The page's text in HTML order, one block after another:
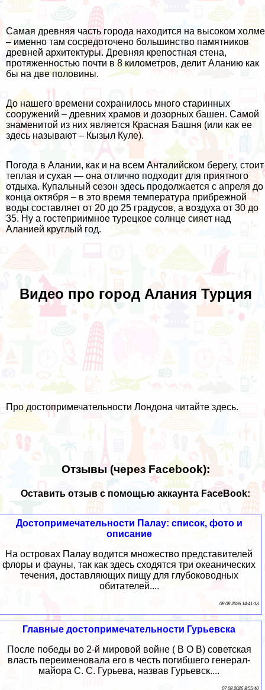
Самая древняя часть города находится на высоком холме
– именно там сосредоточено большинство памятников
древней архитектуры. Древняя крепостная стена,
протяженностью почти в 8 километров, делит Аланию как
бы на две половины.
До нашего времени сохранилось много старинных
сооружений – древних храмов и дозорных башен. Самой
знаменитой из них является Красная Башня (или как ее
здесь называют – Кызыл Куле).
Погода в Алании, как и на всем Анталийском берегу, стоит
теплая и сухая — она отлично подходит для приятного
отдыха. Купальный сезон здесь продолжается с апреля до
конца октября – в это время температура прибрежной
воды составляет от 20 до 25 градусов, а воздуха от 30 до
35. Ну а гостеприимное турецкое солнце сияет над
Аланией круглый год.
Видео про город Алания Турция
Про достопримечательности Лондона читайте здесь.
Отзывы (через Facebook):
Оставить отзыв с помощью аккаунта FaceBook:
Достопримечательности Палау: список, фото и
описание
На островах Палау водится множество представителей
флоры и фауны, так как здесь сходятся три океанических
течения, доставляющих пищу для глубоководных
обитателей....
08 08 2026 14:41:13
Главные достопримечательности Гурьевска
После победы во 2-й мировой войне ( В О В) советская
власть переименовала его в честь погибшего генерал-
майора С. С. Гурьева, назвав Гурьевск....
07 08 2026 8:55:40